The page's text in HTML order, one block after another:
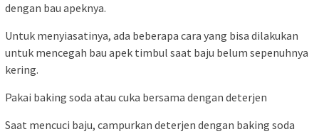
dengan bau apeknya.
Untuk menyiasatinya, ada beberapa cara yang bisa dilakukan
untuk mencegah bau apek timbul saat baju belum sepenuhnya
kering.
Pakai baking soda atau cuka bersama dengan deterjen
Saat mencuci baju, campurkan deterjen dengan baking soda